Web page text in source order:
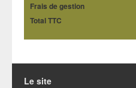
Frais de gestion
Total TTC
Le site